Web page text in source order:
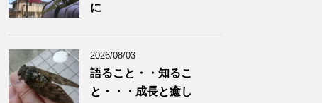
に
2026/08/03
語ること・・知るこ
と・・・成長と癒し